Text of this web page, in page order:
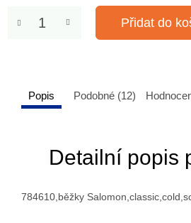
Přidat do
Popis Podobné (12)
Detailní popis
784610,běžky